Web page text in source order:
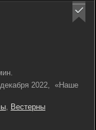
2022, «Наше
, Вестерны